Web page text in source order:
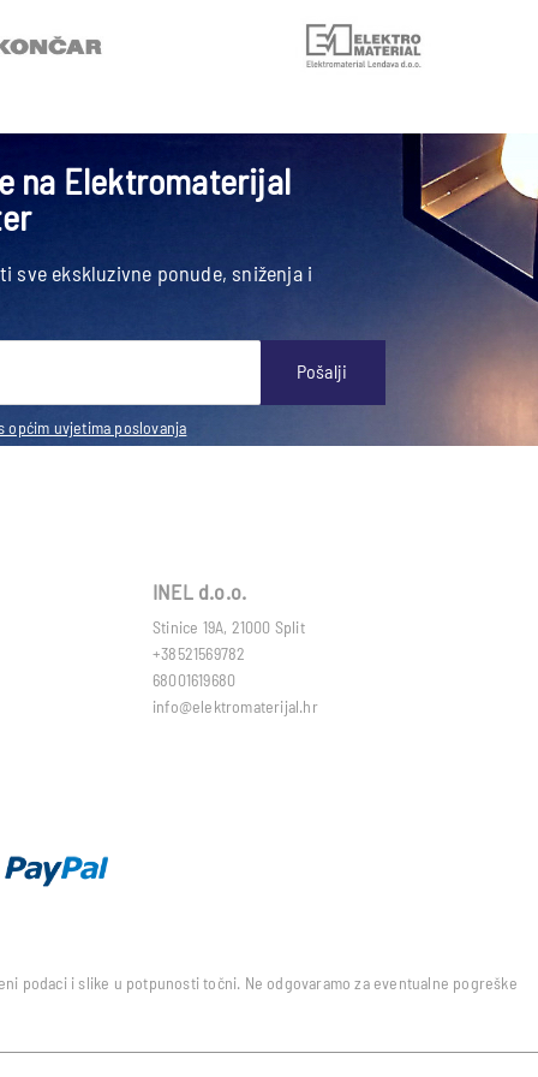
na Elektromaterijal
sve ekskluzivne ponude, sniženja i
Pošalji
općim uvjetima poslovanja
INEL d.o.o.
Stinice 19A, 21000 Split
+38521569782
68001619680
info@elektromaterijal.hr
podaci i slike u potpunosti točni. Ne odgovaramo za eventualne pogreške